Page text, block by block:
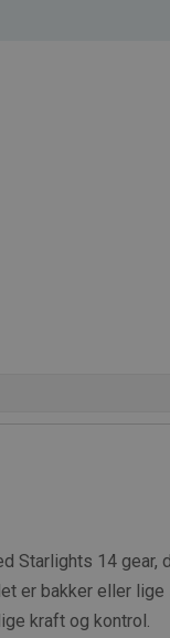
Starlights 14 gear,
er bakker eller
kraft og kontrol.